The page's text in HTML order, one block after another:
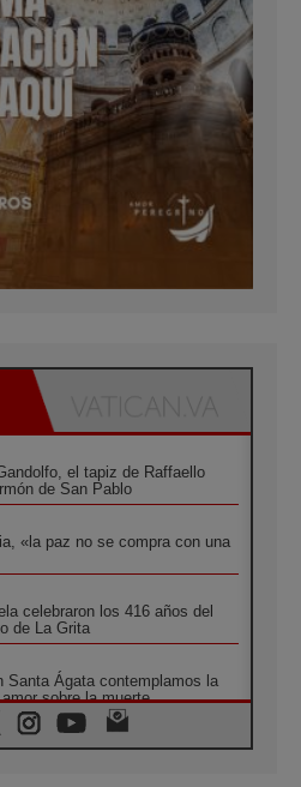
el tapiz de Raffaello
de San Pablo
«la paz no se compra con una
celebraron los 416 años del
de La Grita
Santa Ágata contemplamos la
sobre la muerte
el Santuario de la Madre